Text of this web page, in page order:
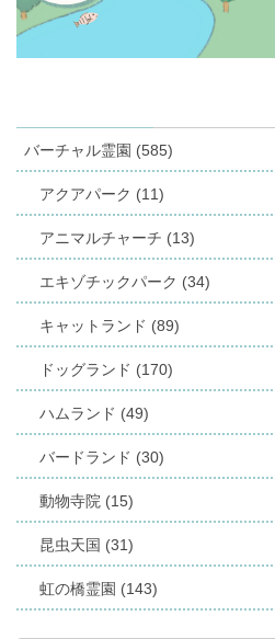
バーチャル霊園 (585)
アクアパーク (11)
アニマルチャーチ (13)
エキゾチックパーク (34)
キャットランド (89)
ドッグランド (170)
ハムランド (49)
バードランド (30)
動物寺院 (15)
昆虫天国 (31)
虹の橋霊園 (143)